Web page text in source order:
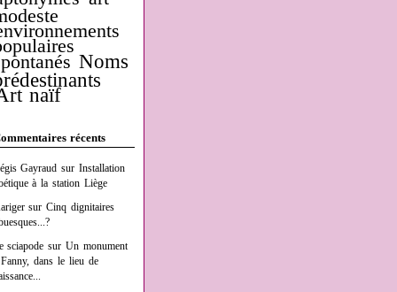
Noms
naïf
récents
Gayraud surInstallation
à la station Liège
surCinq dignitaires
sciapode surUn monument
dans le lieu de